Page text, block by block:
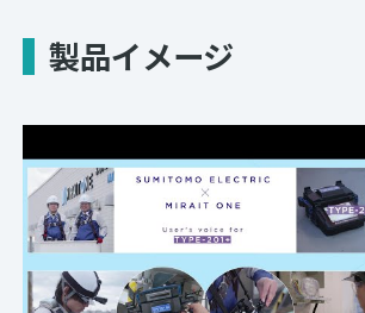
製品イメージ